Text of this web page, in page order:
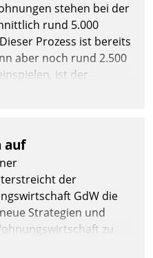
stehen bei der
rund 5.000
Prozess ist bereits
aber noch rund 2.500
ist der
immens. Im
daher
GmbH den
digitalisiert.
auf
der
GdW die
Strategien und
zu